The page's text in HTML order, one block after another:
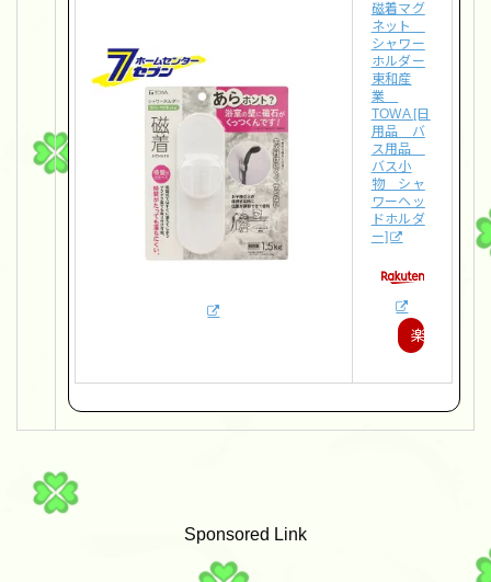
磁着マグ
ネット
シャワー
ホルダー
東和産
業
TOWA [日
用品 バ
ス用品
バス小
物 シャ
ワーヘッ
ドホルダ
ー]
楽
Sponsored Link